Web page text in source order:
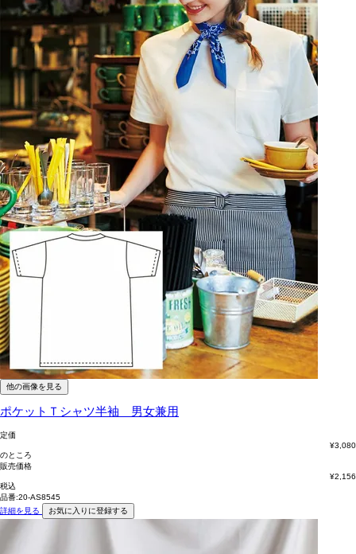
他の画像を見る
ポケットＴシャツ半袖 男女兼用
定価
¥3,080
のところ
販売価格
¥2,156
税込
品番:20-AS8545
詳細を見る
お気に入りに登録する